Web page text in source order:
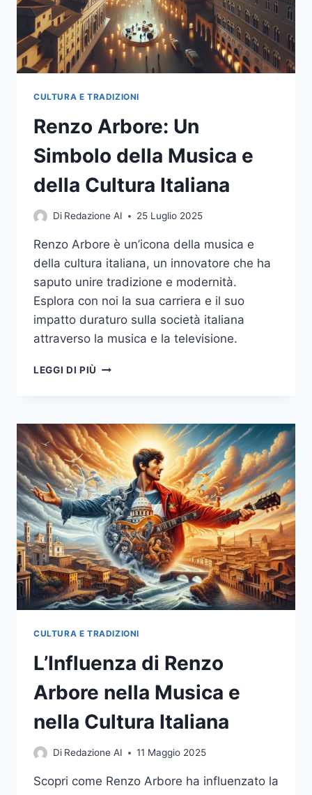
CULTURA E TRADIZIONI
Renzo Arbore: Un
Simbolo della Musica e
della Cultura Italiana
Di Redazione AI 25 Luglio 2025
Renzo Arbore è un’icona della musica e
della cultura italiana, un innovatore che ha
saputo unire tradizione e modernità.
Esplora con noi la sua carriera e il suo
impatto duraturo sulla società italiana
attraverso la musica e la televisione.
LEGGI DI PIÙ RENZO
DELLA
MUSICA
E
DELLA
CULTURA
ITALIANA
CULTURA E TRADIZIONI
L’Influenza di Renzo
Arbore nella Musica e
nella Cultura Italiana
Di Redazione AI 11 Maggio 2025
Scopri come Renzo Arbore ha influenzato la